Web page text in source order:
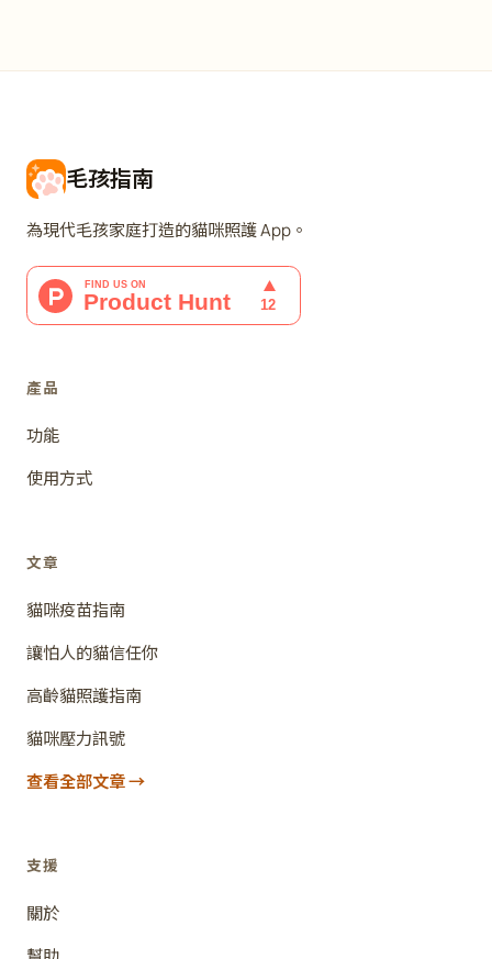
毛孩指南
為現代毛孩家庭打造的貓咪照護 App。
產品
功能
使用方式
文章
貓咪疫苗指南
讓怕人的貓信任你
高齡貓照護指南
貓咪壓力訊號
查看全部文章
支援
關於